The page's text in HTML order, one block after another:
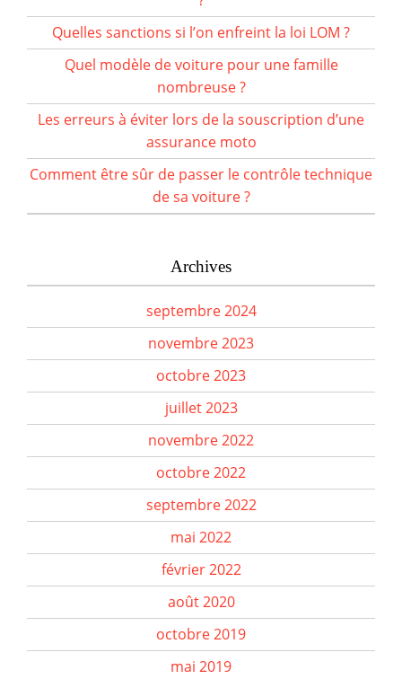
Quelles sanctions si l’on enfreint la loi LOM ?
Quel modèle de voiture pour une famille
nombreuse ?
Les erreurs à éviter lors de la souscription d’une
assurance moto
Comment être sûr de passer le contrôle technique
de sa voiture ?
Archives
septembre 2024
novembre 2023
octobre 2023
juillet 2023
novembre 2022
octobre 2022
septembre 2022
mai 2022
février 2022
août 2020
octobre 2019
mai 2019